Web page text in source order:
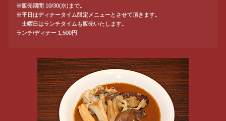
※販売期間 10/30(水)まで。
※平日はディナータイム限定メニューとさせて頂きます。
土曜日はランチタイムも販売いたします。
ランチ/ディナー 1,500円